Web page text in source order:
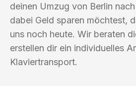
deinen Umzug von Berlin
dabei Geld sparen möchtest,
uns noch heute. Wir beraten
erstellen dir ein individuelles
Klaviertransport.